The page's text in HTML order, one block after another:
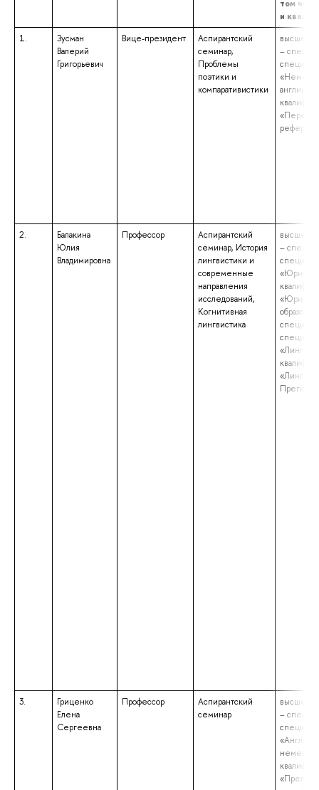
том
и
1.
Зусман
Валерий
Григорьевич
Вице-президент
Аспирантский
семинар,
Проблемы
поэтики и
компаративистики
высшее
–
2.
Балакина
Юлия
Владимировна
Профессор
Аспирантский
семинар, История
лингвистики и
современные
направления
исследований,
Когнитивная
лингвистика
высшее
–
3.
Гриценко
Елена
Сергеевна
Профессор
Аспирантский
семинар
высшее
–